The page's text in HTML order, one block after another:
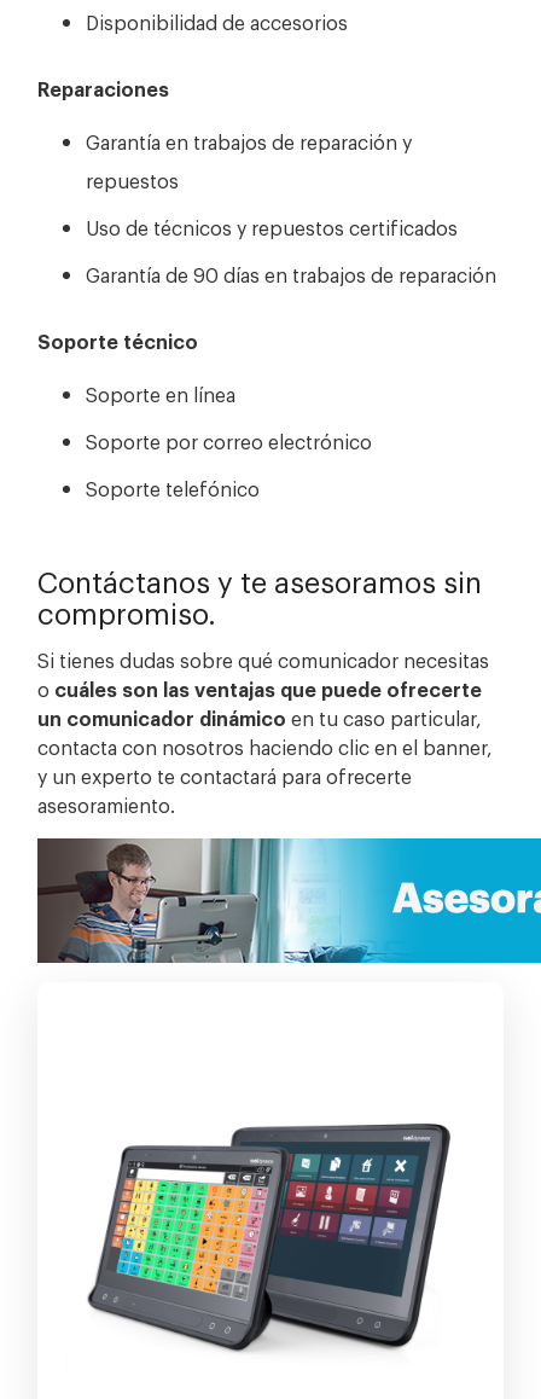
Disponibilidad de accesorios
Reparaciones
Garantía en trabajos de reparación y
repuestos
Uso de técnicos y repuestos certificados
Garantía de 90 días en trabajos de reparación
Soporte técnico
Soporte en línea
Soporte por correo electrónico
Soporte telefónico
Contáctanos y te asesoramos sin
compromiso.
Si tienes dudas sobre qué comunicador necesitas
o cuáles son las ventajas que puede ofrecerte
un comunicador dinámico en tu caso particular,
contacta con nosotros haciendo clic en el banner,
y un experto te contactará para ofrecerte
asesoramiento.